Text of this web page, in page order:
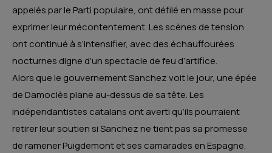
appelés par le Parti populaire, ont défilé en masse pour
exprimer leur mécontentement. Les scènes de tension
ont continué à s’intensifier, avec des échauffourées
nocturnes digne d’un spectacle de feu d’artifice.
Alors que le gouvernement Sanchez voit le jour, une épée
de Damoclès plane au-dessus de sa tête. Les
indépendantistes catalans ont averti qu’ils pourraient
retirer leur soutien si Sanchez ne tient pas sa promesse
de ramener Puigdemont et ses camarades en Espagne.